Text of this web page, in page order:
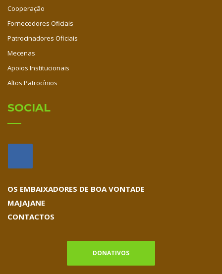
Cooperação
Fornecedores Oficiais
Patrocinadores Oficiais
Mecenas
Apoios Institucionais
Altos Patrocínios
SOCIAL
OS EMBAIXADORES DE BOA VONTADE
MAJAJANE
CONTACTOS
DONATIVOS